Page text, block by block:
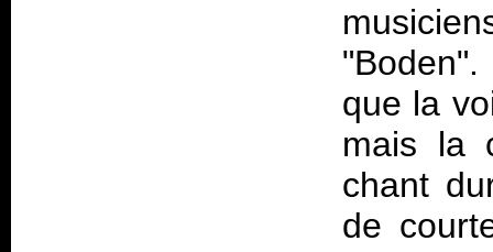
que la
mais la
chant
de